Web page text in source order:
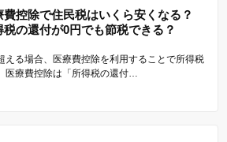
費控除で住民税はいくら安くなる？
税の還付が0円でも節税できる？
える場合、医療費控除を利用することで所得税
医療費控除は「所得税の還付…